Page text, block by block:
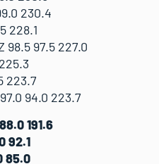
230.4
228.1
98.5 97.5 227.0
223.7
94.0 223.7
191.6
92.1
85.0